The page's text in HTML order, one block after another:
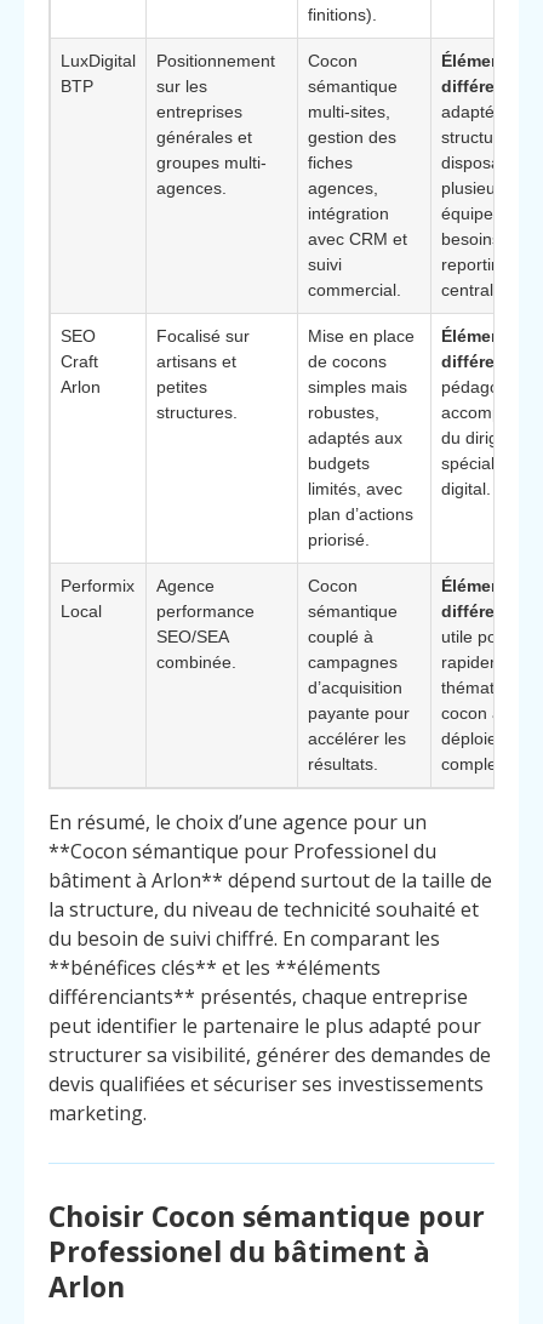
finitions).
LuxDigital
BTP
Positionnement
sur les
entreprises
générales et
groupes multi-
agences.
Cocon
sémantique
multi-sites,
gestion des
fiches
agences,
intégration
avec CRM et
suivi
commercial.
Élément
adapté aux
structures
disposant de
plusieurs
équipes,
besoins de
reporting
centralisé.
SEO
Craft
Arlon
Focalisé sur
artisans et
petites
structures.
Mise en place
de cocons
simples mais
robustes,
adaptés aux
budgets
limités, avec
plan d’actions
priorisé.
Élément
pédagogie et
du dirigeant
spécialiste
digital.
Performix
Local
Agence
performance
SEO/SEA
combinée.
Cocon
sémantique
couplé à
campagnes
d’acquisition
payante pour
accélérer les
résultats.
Élément
utile pour
rapidement
thématiques
cocon avant
déploiement
complet.
En résumé, le choix d’une agence pour un
**Cocon sémantique pour Professionel du
bâtiment à Arlon** dépend surtout de la taille de
la structure, du niveau de technicité souhaité et
du besoin de suivi chiffré. En comparant les
**bénéfices clés** et les **éléments
différenciants** présentés, chaque entreprise
peut identifier le partenaire le plus adapté pour
structurer sa visibilité, générer des demandes de
devis qualifiées et sécuriser ses investissements
marketing.
Choisir Cocon sémantique pour
Professionel du bâtiment à
Arlon